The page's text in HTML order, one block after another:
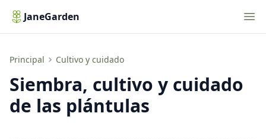
JaneGarden
Principal Cultivo y cuidado
Siembra, cultivo y cuidado de las plántulas
Siembra, cultivo y cuidado
de las plántulas